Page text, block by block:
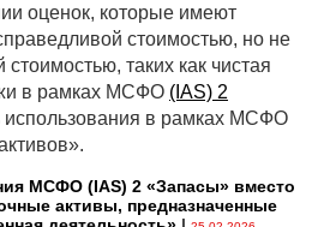
оценок, которые имеют
стоимостью, но не
таких как чистая
в рамках МСФО (IAS) 2
использования в рамках МСФО
МСФО (IАS) 2 «Запасы» вместо
активы, предназначенные